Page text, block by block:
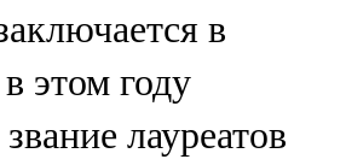
в
этом году
лауреатов